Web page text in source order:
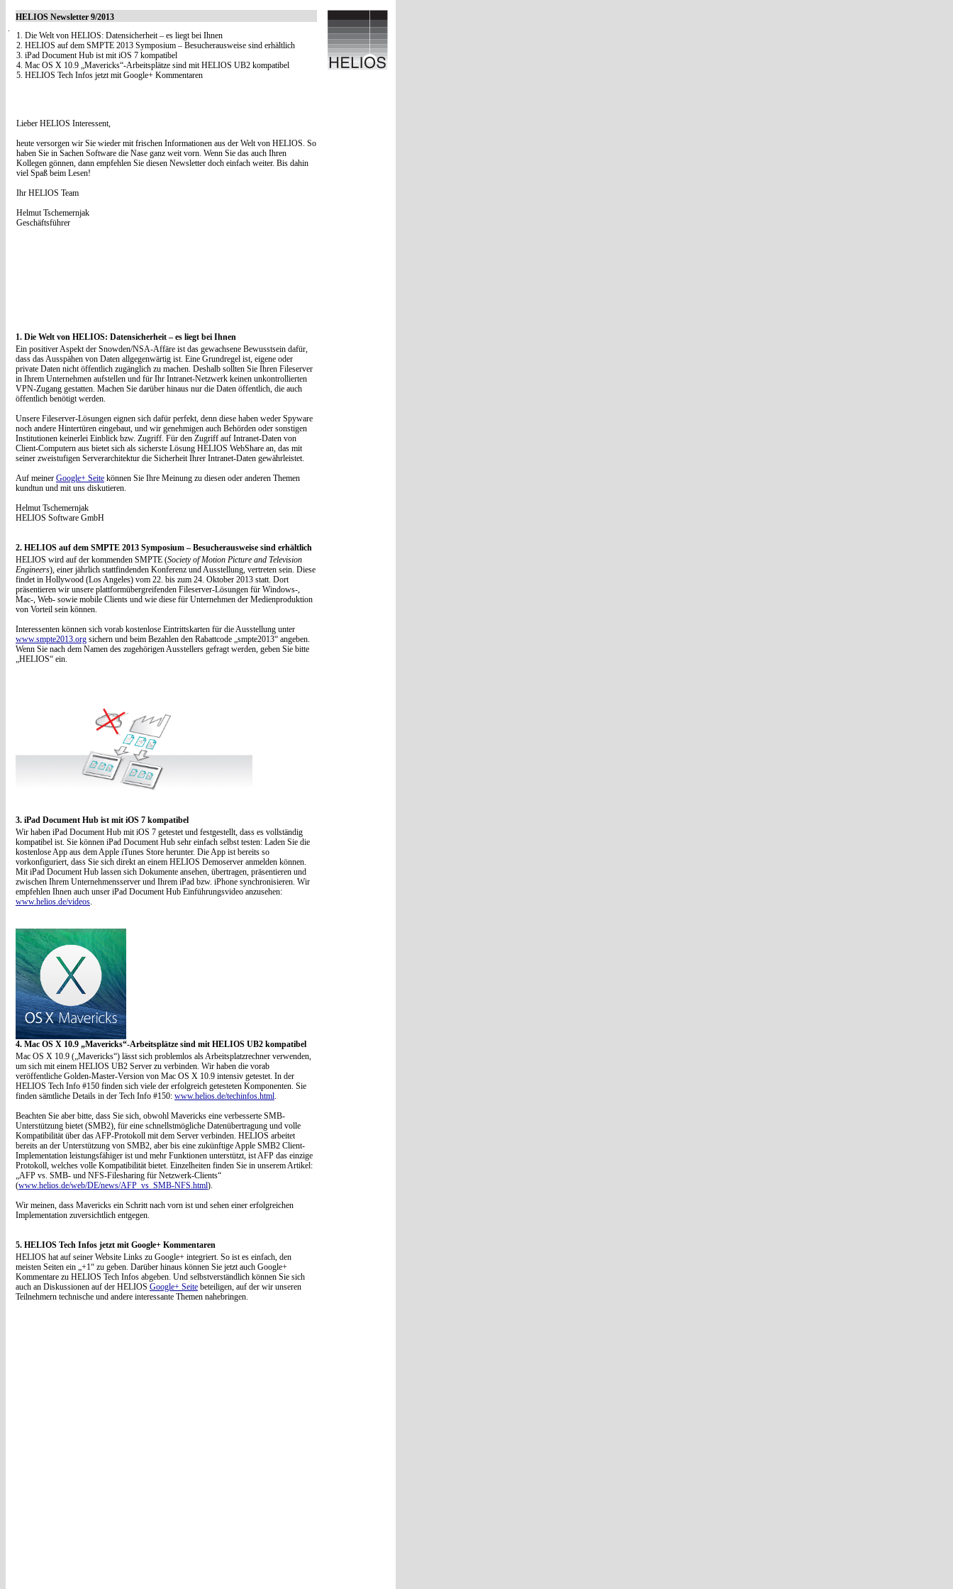
1. Die Welt von HELIOS: Datensicherheit – es liegt bei Ihnen
2. HELIOS auf dem SMPTE 2013 Symposium – Besucherausweise sind erhältlich
3. iPad Document Hub ist mit iOS 7 kompatibel
4. Mac OS X 10.9 „Mavericks“-Arbeitsplätze sind mit HELIOS UB2 kompatibel
5. HELIOS Tech Infos jetzt mit Google+ Kommentaren
HELIOS Newsletter 9/2013
Lieber HELIOS Interessent,
heute versorgen wir Sie wieder mit frischen Informationen aus der Welt von HELIOS. So
haben Sie in Sachen Software die Nase ganz weit vorn. Wenn Sie das auch Ihren
Kollegen gönnen, dann empfehlen Sie diesen Newsletter doch einfach weiter. Bis dahin
viel Spaß beim Lesen!
Ihr HELIOS Team
Helmut Tschemernjak
Geschäftsführer
1. Die Welt von HELIOS: Datensicherheit – es liegt bei Ihnen
Ein positiver Aspekt der Snowden/NSA-Affäre ist das gewachsene Bewusstsein dafür,
dass das Ausspähen von Daten allgegenwärtig ist. Eine Grundregel ist, eigene oder
private Daten nicht öffentlich zugänglich zu machen. Deshalb sollten Sie Ihren Fileserver
in Ihrem Unternehmen aufstellen und für Ihr Intranet-Netzwerk keinen unkontrollierten
VPN-Zugang gestatten. Machen Sie darüber hinaus nur die Daten öffentlich, die auch
öffentlich benötigt werden.
Unsere Fileserver-Lösungen eignen sich dafür perfekt, denn diese haben weder Spyware
noch andere Hintertüren eingebaut, und wir genehmigen auch Behörden oder sonstigen
Institutionen keinerlei Einblick bzw. Zugriff. Für den Zugriff auf Intranet-Daten von
Client-Computern aus bietet sich als sicherste Lösung HELIOS WebShare an, das mit
seiner zweistufigen Serverarchitektur die Sicherheit Ihrer Intranet-Daten gewährleistet.
Auf meiner Google+ Seite können Sie Ihre Meinung zu diesen oder anderen Themen
kundtun und mit uns diskutieren.
Helmut Tschemernjak
HELIOS Software GmbH
2. HELIOS auf dem SMPTE 2013 Symposium – Besucherausweise sind erhältlich
HELIOS wird auf der kommenden SMPTE (Society of Motion Picture and Television
Engineers), einer jährlich stattfindenden Konferenz und Ausstellung, vertreten sein. Diese
findet in Hollywood (Los Angeles) vom 22. bis zum 24. Oktober 2013 statt. Dort
präsentieren wir unsere plattformübergreifenden Fileserver-Lösungen für Windows-,
Mac-, Web- sowie mobile Clients und wie diese für Unternehmen der Medienproduktion
von Vorteil sein können.
Interessenten können sich vorab kostenlose Eintrittskarten für die Ausstellung unter
www.smpte2013.org sichern und beim Bezahlen den Rabattcode „smpte2013“ angeben.
Wenn Sie nach dem Namen des zugehörigen Ausstellers gefragt werden, geben Sie bitte
„HELIOS“ ein.
3. iPad Document Hub ist mit iOS 7 kompatibel
Wir haben iPad Document Hub mit iOS 7 getestet und festgestellt, dass es vollständig
kompatibel ist. Sie können iPad Document Hub sehr einfach selbst testen: Laden Sie die
kostenlose App aus dem Apple iTunes Store herunter. Die App ist bereits so
vorkonfiguriert, dass Sie sich direkt an einem HELIOS Demoserver anmelden können.
Mit iPad Document Hub lassen sich Dokumente ansehen, übertragen, präsentieren und
zwischen Ihrem Unternehmensserver und Ihrem iPad bzw. iPhone synchronisieren. Wir
empfehlen Ihnen auch unser iPad Document Hub Einführungsvideo anzusehen:
www.helios.de/videos.
4. Mac OS X 10.9 „Mavericks“-Arbeitsplätze sind mit HELIOS UB2 kompatibel
Mac OS X 10.9 („Mavericks“) lässt sich problemlos als Arbeitsplatzrechner verwenden,
um sich mit einem HELIOS UB2 Server zu verbinden. Wir haben die vorab
veröffentliche Golden-Master-Version von Mac OS X 10.9 intensiv getestet. In der
HELIOS Tech Info #150 finden sich viele der erfolgreich getesteten Komponenten. Sie
finden sämtliche Details in der Tech Info #150: www.helios.de/techinfos.html.
Beachten Sie aber bitte, dass Sie sich, obwohl Mavericks eine verbesserte SMB-
Unterstützung bietet (SMB2), für eine schnellstmögliche Datenübertragung und volle
Kompatibilität über das AFP-Protokoll mit dem Server verbinden. HELIOS arbeitet
bereits an der Unterstützung von SMB2, aber bis eine zukünftige Apple SMB2 Client-
Implementation leistungsfähiger ist und mehr Funktionen unterstützt, ist AFP das einzige
Protokoll, welches volle Kompatibilität bietet. Einzelheiten finden Sie in unserem Artikel:
„AFP vs. SMB- und NFS-Filesharing für Netzwerk-Clients“
(www.helios.de/web/DE/news/AFP_vs_SMB-NFS.html).
Wir meinen, dass Mavericks ein Schritt nach vorn ist und sehen einer erfolgreichen
Implementation zuversichtlich entgegen.
5. HELIOS Tech Infos jetzt mit Google+ Kommentaren
HELIOS hat auf seiner Website Links zu Google+ integriert. So ist es einfach, den
meisten Seiten ein „+1“ zu geben. Darüber hinaus können Sie jetzt auch Google+
Kommentare zu HELIOS Tech Infos abgeben. Und selbstverständlich können Sie sich
auch an Diskussionen auf der HELIOS Google+ Seite beteiligen, auf der wir unseren
Teilnehmern technische und andere interessante Themen nahebringen.